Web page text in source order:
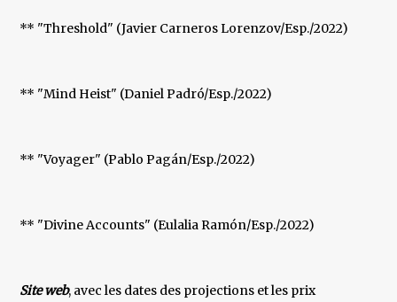
** "Threshold" (Javier Carneros Lorenzov/Esp./2022)
** "Mind Heist" (Daniel Padró/Esp./2022)
** "Voyager" (Pablo Pagán/Esp./2022)
** "Divine Accounts" (Eulalia Ramón/Esp./2022)
Site web, avec les dates des projections et les prix